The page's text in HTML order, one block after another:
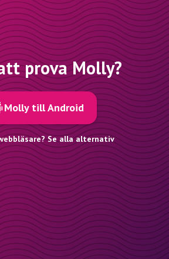
prova Molly?
Molly till Android
Se alla alternativ